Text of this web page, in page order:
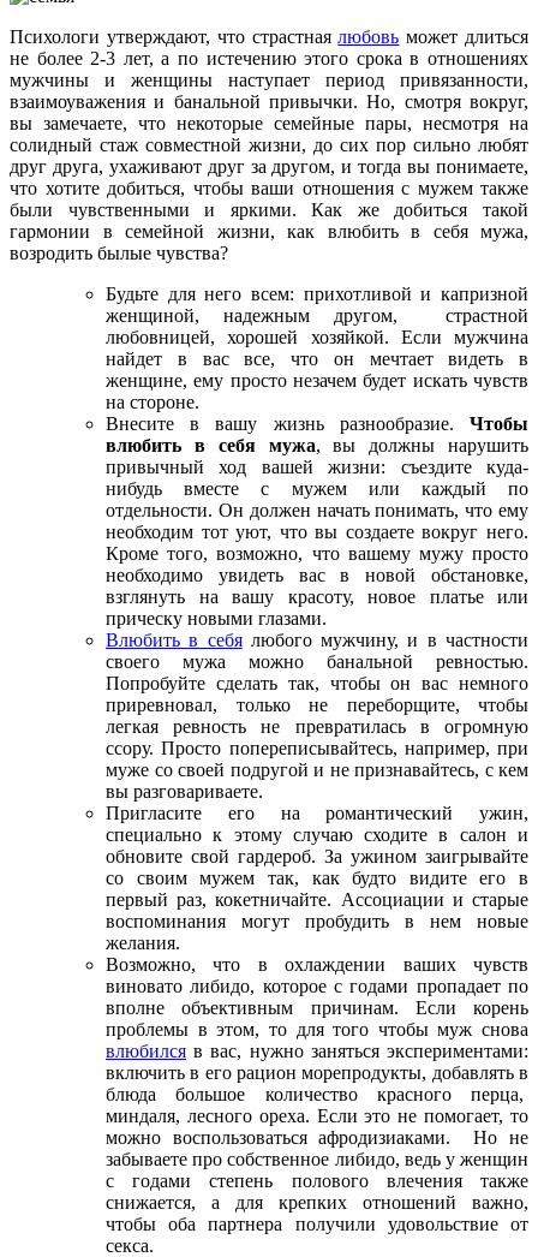
Психологи утверждают, что страстнаялюбовь может длиться
не более 2-3 лет, а по истечению этого срока в отношениях
мужчины и женщины наступает период привязанности,
взаимоуважения и банальной привычки. Но, смотря вокруг,
вы замечаете, что некоторые семейные пары, несмотря на
солидный стаж совместной жизни, до сих пор сильно любят
друг друга, ухаживают друг за другом, и тогда вы понимаете,
что хотите добиться, чтобы ваши отношения с мужем также
были чувственными и яркими. Как же добиться такой
гармонии в семейной жизни, как влюбить в себя мужа,
возродить былые чувства?
Будьте для него всем: прихотливой и капризной
женщиной, надежным другом, страстной
любовницей, хорошей хозяйкой. Если мужчина
найдет в вас все, что он мечтает видеть в
женщине, ему просто незачем будет искать чувств
на стороне.
Внесите в вашу жизнь разнообразие. Чтобы
влюбить в себя мужа, вы должны нарушить
привычный ход вашей жизни: съездите куда-
нибудь вместе с мужем или каждый по
отдельности. Он должен начать понимать, что ему
необходим тот уют, что вы создаете вокруг него.
Кроме того, возможно, что вашему мужу просто
необходимо увидеть вас в новой обстановке,
взглянуть на вашу красоту, новое платье или
прическу новыми глазами.
Влюбить в себялюбого мужчину, и в частности
своего мужа можно банальной ревностью.
Попробуйте сделать так, чтобы он вас немного
приревновал, только не переборщите, чтобы
легкая ревность не превратилась в огромную
ссору. Просто попереписывайтесь, например, при
муже со своей подругой и не признавайтесь, с кем
вы разговариваете.
Пригласите его на романтический ужин,
специально к этому случаю сходите в салон и
обновите свой гардероб. За ужином заигрывайте
со своим мужем так, как будто видите его в
первый раз, кокетничайте. Ассоциации и старые
воспоминания могут пробудить в нем новые
желания.
Возможно, что в охлаждении ваших чувств
виновато либидо, которое с годами пропадает по
вполне объективным причинам. Если корень
проблемы в этом, то для того чтобы муж снова
влюбился в вас, нужно заняться экспериментами:
включить в его рацион морепродукты, добавлять в
блюда большое количество красного перца,
миндаля, лесного ореха. Если это не помогает, то
можно воспользоваться афродизиаками. Но не
забываете про собственное либидо, ведь у женщин
с годами степень полового влечения также
снижается, а для крепких отношений важно,
чтобы оба партнера получили удовольствие от
секса.